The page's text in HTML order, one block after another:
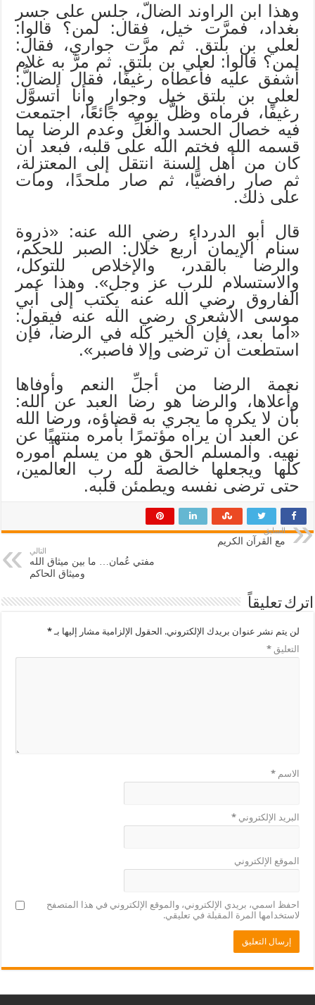
وهذا ابن الراوند الضالّ، جلس على جسر
بغداد، فمرَّت خيل، فقال: لمن؟ قالوا:
لعلي بن بلتق. ثم مرَّت جواري، فقال:
لمن؟ قالوا: لعلي بن بلتق. ثم مرَّ به غلام
أشفق عليه فأعطاه رغيفًا، فقال الضالُّ:
لعلي بن بلتق خيل وجوارٍ وأنا أتسوَّل
رغيفًا، فرماه وظلَّ يومه جائعًا، اجتمعت
فيه خصال الحسد والغلِّ وعدم الرضا بما
قسمه الله فختم الله على قلبه، فبعد أن
كان من أهل السنة انتقل إلى المعتزلة،
ثم صار رافضيًّا، ثم صار ملحدًا، ومات
على ذلك.
قال أبو الدرداء رضي الله عنه: «ذروة
سنام الإيمان أربع خلال: الصبر للحكم،
والرضا بالقدر، والإخلاص للتوكل،
والاستسلام للرب عز وجل». وهذا عمر
الفاروق رضي الله عنه يكتب إلى أبي
موسى الأشعري رضي الله عنه فيقول:
«أما بعد، فإن الخير كله في الرضا، فإن
استطعت أن ترضى وإلا فاصبر».
نعمة الرضا من أجلِّ النعم وأوفاها
وأعلاها، والرضا هو رضا العبد عن الله:
بأن لا يكره ما يجري به قضاؤه، ورضا الله
عن العبد أن يراه مؤتمرًا بأمره منتهيًا عن
نهيه. والمسلم الحق هو من يسلم أموره
كلها ويجعلها خالصة لله رب العالمين،
حتى ترضى نفسه ويطمئن قلبه.
السابق
مع القرآن الكريم
التالي
مفتي عُمان… ما بين ميثاق الله
وميثاق الحاكم
اترك تعليقاً
لن يتم نشر عنوان بريدك الإلكتروني. الحقول الإلزامية مشار إليها بـ*
التعليق*
الاسم*
البريد الإلكتروني*
الموقع الإلكتروني
احفظ اسمي، بريدي الإلكتروني، والموقع الإلكتروني في هذا المتصفح
لاستخدامها المرة المقبلة في تعليقي.